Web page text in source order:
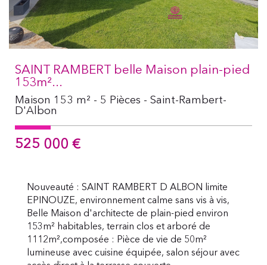
SAINT RAMBERT belle Maison plain-pied
153m²...
Maison 153 m² - 5 Pièces - Saint-Rambert-
D'Albon
525 000 €
Nouveauté : SAINT RAMBERT D ALBON limite
EPINOUZE, environnement calme sans vis à vis,
Belle Maison d'architecte de plain-pied environ
153m² habitables, terrain clos et arboré de
1112m²,composée : Pièce de vie de 50m²
lumineuse avec cuisine équipée, salon séjour avec